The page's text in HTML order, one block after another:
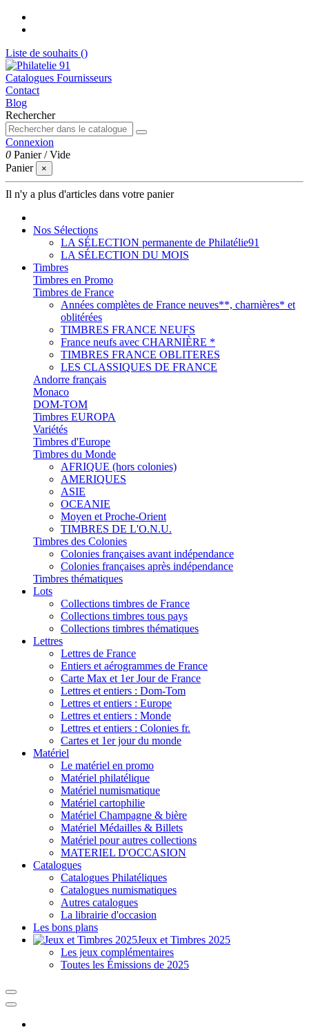
Liste de souhaits ()
Catalogues Fournisseurs
Contact
Blog
Rechercher
Connexion
0 Panier /Vide
Panier
×
Il n'y a plus d'articles dans votre panier
Nos Sélections
LA SÉLECTION permanente de Philatélie91
LA SÉLECTION DU MOIS
Timbres
Timbres en Promo
Timbres de France
Années complètes de France neuves**, charnières* et
oblitérées
TIMBRES FRANCE NEUFS
France neufs avec CHARNIÈRE *
TIMBRES FRANCE OBLITERES
LES CLASSIQUES DE FRANCE
Andorre français
Monaco
DOM-TOM
Timbres EUROPA
Variétés
Timbres d'Europe
Timbres du Monde
AFRIQUE (hors colonies)
AMERIQUES
ASIE
OCEANIE
Moyen et Proche-Orient
TIMBRES DE L'O.N.U.
Timbres des Colonies
Colonies françaises avant indépendance
Colonies françaises après indépendance
Timbres thématiques
Lots
Collections timbres de France
Collections timbres tous pays
Collections timbres thématiques
Lettres
Lettres de France
Entiers et aérogrammes de France
Carte Max et 1er Jour de France
Lettres et entiers : Dom-Tom
Lettres et entiers : Europe
Lettres et entiers : Monde
Lettres et entiers : Colonies fr.
Cartes et 1er jour du monde
Matériel
Le matériel en promo
Matériel philatélique
Matériel numismatique
Matériel cartophilie
Matériel Champagne & bière
Matériel Médailles & Billets
Matériel pour autres collections
MATERIEL D'OCCASION
Catalogues
Catalogues Philatéliques
Catalogues numismatiques
Autres catalogues
La librairie d'occasion
Les bons plans
Jeux et Timbres 2025
Les jeux complémentaires
Toutes les Émissions de 2025